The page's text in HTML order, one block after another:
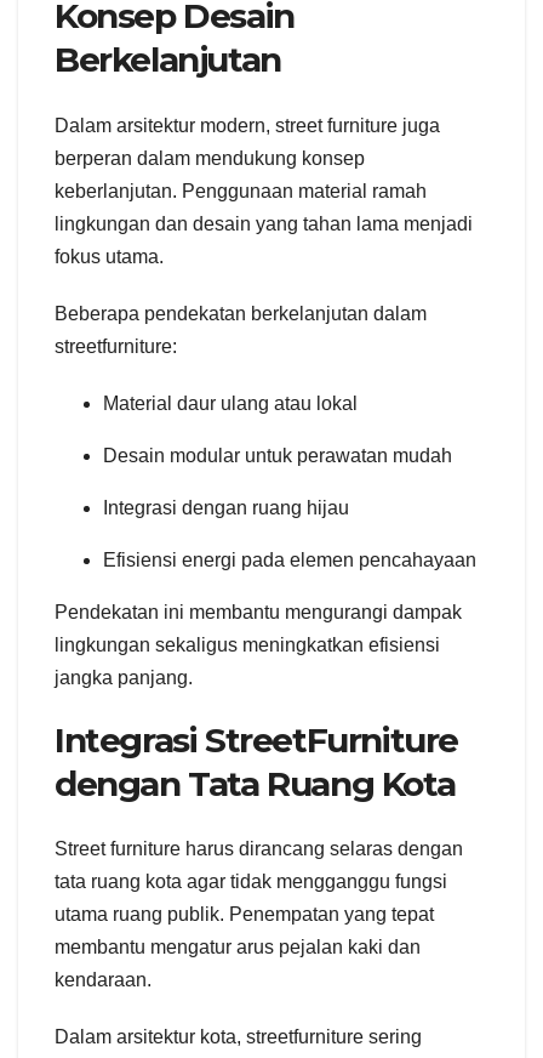
Konsep Desain
Berkelanjutan
Dalam arsitektur modern, street furniture juga
berperan dalam mendukung konsep
keberlanjutan. Penggunaan material ramah
lingkungan dan desain yang tahan lama menjadi
fokus utama.
Beberapa pendekatan berkelanjutan dalam
streetfurniture:
Material daur ulang atau lokal
Desain modular untuk perawatan mudah
Integrasi dengan ruang hijau
Efisiensi energi pada elemen pencahayaan
Pendekatan ini membantu mengurangi dampak
lingkungan sekaligus meningkatkan efisiensi
jangka panjang.
Integrasi StreetFurniture
dengan Tata Ruang Kota
Street furniture harus dirancang selaras dengan
tata ruang kota agar tidak mengganggu fungsi
utama ruang publik. Penempatan yang tepat
membantu mengatur arus pejalan kaki dan
kendaraan.
Dalam arsitektur kota, streetfurniture sering